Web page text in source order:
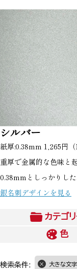
シルバー
紙厚:0.38mm 1,265円（
重厚で金属的な色味と
0.38mmとしっかりし
銀名刺デザインを見る
カテゴ
色
検索条件: 大きな文字